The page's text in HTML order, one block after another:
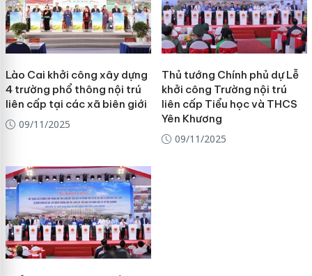
Lào Cai khởi công xây dựng
4 trường phổ thông nội trú
liên cấp tại các xã biên giới
09/11/2025
Thủ tướng Chính phủ dự Lễ
khởi công Trường nội trú
liên cấp Tiểu học và THCS
Yên Khương
09/11/2025